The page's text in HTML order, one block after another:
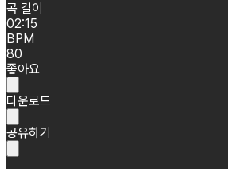
곡 길이
02:15
BPM
80
좋아요
다운로드
공유하기